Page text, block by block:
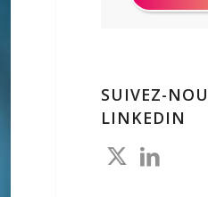
SUIVEZ-
LINKEDIN